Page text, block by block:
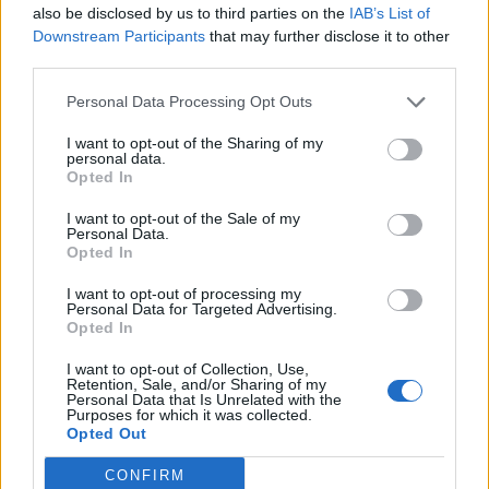
also be disclosed by us to third parties on the IAB’s List of
Downstream Participants that may further disclose it to other
Personal Data Processing Opt Outs
I want to opt-out of the Sharing of my
personal data.
Opted In
I want to opt-out of the Sale of my
Personal Data.
Opted In
I want to opt-out of processing my
Personal Data for Targeted Advertising.
Opted In
I want to opt-out of Collection, Use,
Retention, Sale, and/or Sharing of my
Personal Data that Is Unrelated with the
Purposes for which it was collected.
Opted Out
CONFIRM
Opozorilo:
Po 297. členu Kazenskega zakonika je
rasističnimi, diskriminatornimi ali nezakonitimi vsebinami
Prihajajoči dogodki
AVG
7 18:00
7 20:30
AVG
7
Aktivne poletne počitnice z ustvarjalci Studia
Spin
08:00
Večer pesmi Đorđa Balaševića